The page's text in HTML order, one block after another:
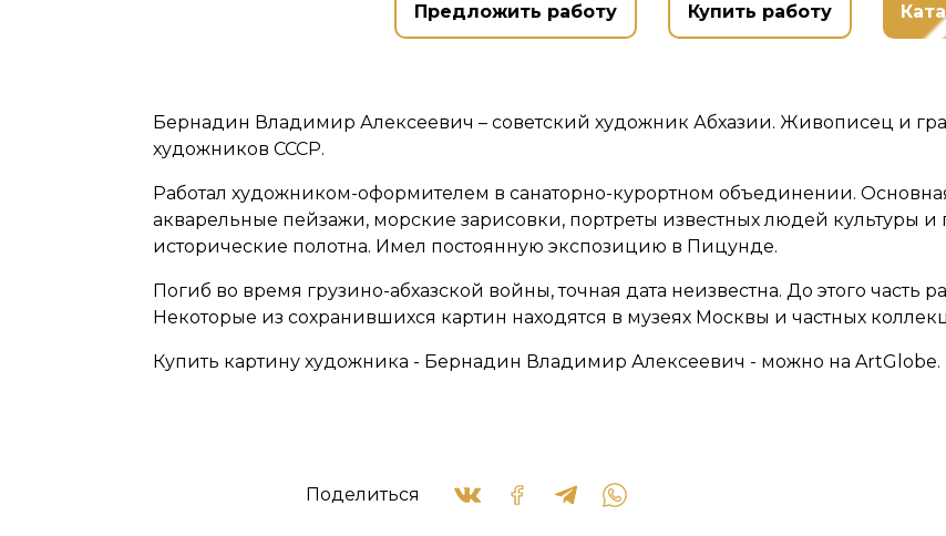
Предложить работу Купить работу
Бернадин Владимир Алексеевич – советский художник Абхазии. Живописец и
художников СССР.
Работал художником-оформителем в санаторно-курортном объединении.
акварельные пейзажи, морские зарисовки, портреты известных людей культуры
исторические полотна. Имел постоянную экспозицию в Пицунде.
Погиб во время грузино-абхазской войны, точная дата неизвестна. До этого часть
Некоторые из сохранившихся картин находятся в музеях Москвы и частных
Купить картину художника - Бернадин Владимир Алексеевич - можно на ArtGlobe.
Поделиться